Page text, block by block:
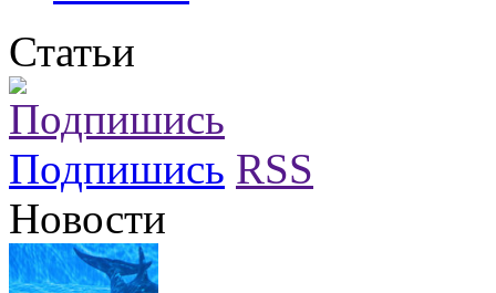
Статьи
Подпишись RSS
Новости